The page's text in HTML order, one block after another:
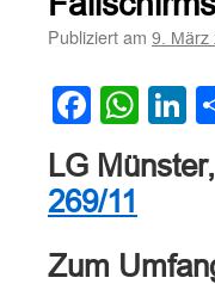
Publiziert am 9. März
LG
269/11
Zum